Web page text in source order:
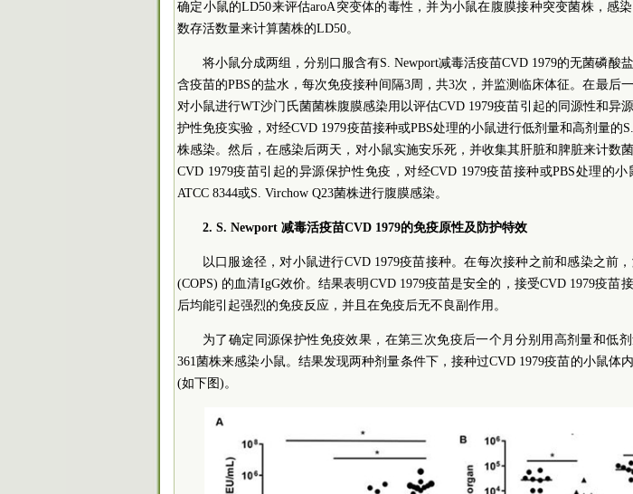
确定小鼠的LD50来评估aroA突变体的毒性，并为小鼠在腹膜接种突变菌株，感
数存活数量来计算菌株的LD50。
将小鼠分成两组，分别口服含有S. Newport减毒活疫苗CVD 1979的无菌磷酸
含疫苗的PBS的盐水，每次免疫接种间隔3周，共3次，并监测临床体征。在最后
对小鼠进行WT沙门氏菌菌株腹膜感染用以评估CVD 1979疫苗引起的同源性和异
护性免疫实验，对经CVD 1979疫苗接种或PBS处理的小鼠进行低剂量和高剂量的
株感染。然后，在感染后两天，对小鼠实施安乐死，并收集其肝脏和脾脏来计数
CVD 1979疫苗引起的异源保护性免疫，对经CVD 1979疫苗接种或PBS处理的小
ATCC 8344或S. Virchow Q23菌株进行腹膜感染。
2. S. Newport 减毒活疫苗CVD 1979的免疫原性及防护特效
以口服途径，对小鼠进行CVD 1979疫苗接种。在每次接种之前和感染之前
(COPS) 的血清IgG效价。结果表明CVD 1979疫苗是安全的，接受CVD 1979疫苗
后均能引起强烈的免疫反应，并且在免疫后无不良副作用。
为了确定同源保护性免疫效果，在第三次免疫后一个月分别用高剂量和低剂
361菌株来感染小鼠。结果发现两种剂量条件下，接种过CVD 1979疫苗的小鼠体
(如下图)。